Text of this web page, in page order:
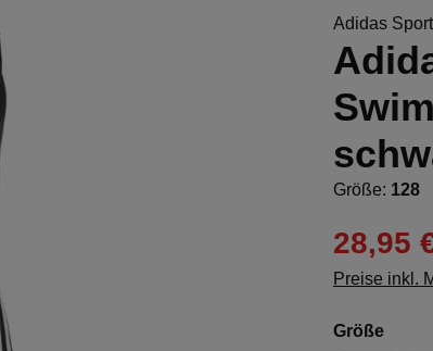
Adidas
Größe: 128
28,95
Preise inkl.
Größe